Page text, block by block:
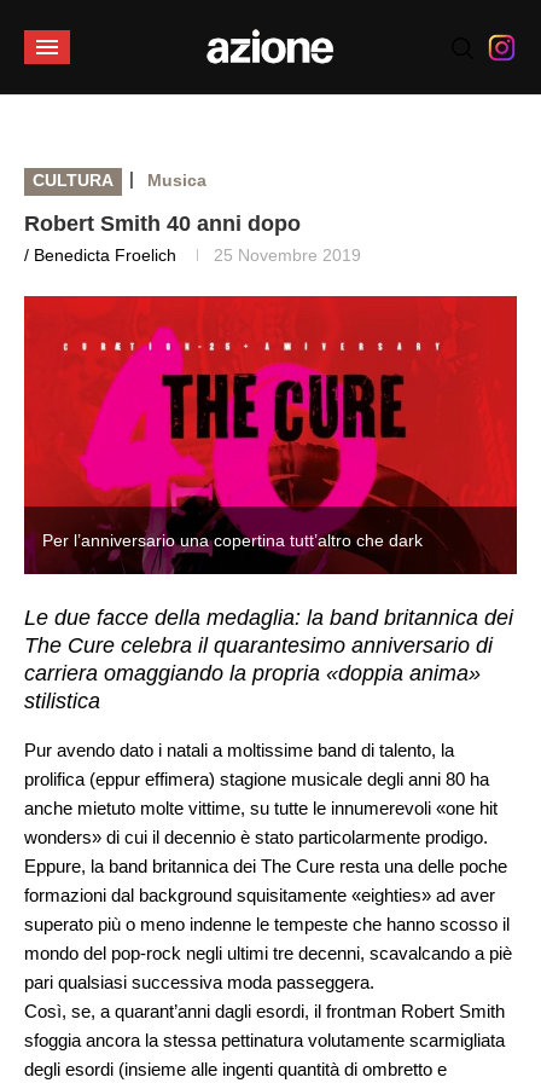
CULTURA | Musica
Robert Smith 40 anni dopo
/ Benedicta Froelich 25 Novembre 2019
Per l’anniversario una copertina tutt’altro che dark
Le due facce della medaglia: la band britannica dei
The Cure celebra il quarantesimo anniversario di
carriera omaggiando la propria «doppia anima»
stilistica
Pur avendo dato i natali a moltissime band di talento, la
prolifica (eppur effimera) stagione musicale degli anni 80 ha
anche mietuto molte vittime, su tutte le innumerevoli «one hit
wonders» di cui il decennio è stato particolarmente prodigo.
Eppure, la band britannica dei The Cure resta una delle poche
formazioni dal background squisitamente «eighties» ad aver
superato più o meno indenne le tempeste che hanno scosso il
mondo del pop-rock negli ultimi tre decenni, scavalcando a piè
pari qualsiasi successiva moda passeggera.
Così, se, a quarant’anni dagli esordi, il frontman Robert Smith
sfoggia ancora la stessa pettinatura volutamente scarmigliata
degli esordi (insieme alle ingenti quantità di ombretto e